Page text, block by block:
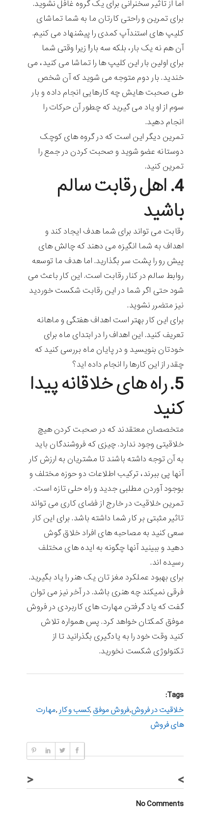
اما از تاثیر سخنرانی برای یک گروه غافل نشوید.
برای تمرین و راحتی کارتان ما به شما تماشای
کلیپ های استندآپ کمدی را پیشنهاد می کنیم.
آن هم نه یک بار، بلکه سه بار! زیرا وقتی شما
برای اولین بار این کلیپ ها را تماشا می کنید، می
خندید. بار دوم متوجه می شوید که آن شخص
طی صحبت هایش چه کارهایی انجام داده و بار
سوم از او یاد می گیرید که چطور آن حرکات را
انجام دهید.
تمرین دیگر این است که در گروه های کوچک
دوستانه عضو شوید و صحبت کردن در جمع را
تمرین کنید.
4. اهل رقابت سالم
باشید
رقابت می تواند برای شما هدف ایجاد کند و
اهداف به شما انگیزه می دهند که چالش های
پیش رو را پشت سر بگذارید. اما هدف ما توسعه
روابط سالم در کنار رقابت است. این کار باعث می
شود حتی اگر شما در این رقابت شکست خوردید
نیز متضرر نشوید.
برای این کار بهتر است اهداف هفتگی و ماهانه
تعریف کنید. این اهداف را در ابتدای ماه برای
خودتان بنویسید و در پایان ماه بررسی کنید که
چقدر از این کارها را انجام داده اید؟
5. راه های خلاقانه پیدا
کنید
متخصصان معتقدند که در صحبت کردن هیچ
خلاقیتی وجود ندارد. چیزی که فروشندگان باید
به آن توجه داشته باشند تا مشتریان به ارزش کار
آنها پی ببرند، ترکیب اطلاعات دو حوزه مختلف و
بوجود آوردن مطلبی جدید و راه حلی تازه است.
تمرین خلاقیت در خارج از فضای کاری می تواند
تاثیر مثبتی بر کار شما داشته باشد. برای این کار
سعی کنید به مصاحبه های افراد خلاق گوش
دهید و ببینید آنها چگونه به ایده های مختلف
رسیده اند.
برای بهبود عملکرد مغز تان یک هنر را یاد بگیرید.
فرقی نمیکند چه هنری باشد. در آخر نیز می توان
گفت که یاد گرفتن مهارت های کاربردی در فروش
موفق کمکتان خواهد کرد. پس همواره تلاش
کنید وقت خود را به یادگیری بگذرانید تا از
تکنولوژی شکست نخورید.
Tags:
خلاقیت در فروش,فروش موفق ,کسب و کار ,مهارت
های فروش
< >
No Comments